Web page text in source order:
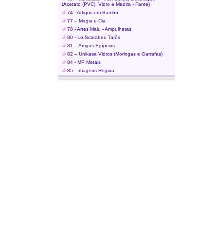
(Acetato (PVC), Vidro e Madira - Fante)
74 - Artigos em Bambu
77 – Magia e Cia
78 - Artes Malu - Ampulhetas
80 - Lo Scarabeo Tarôs
81 – Artigos Egípcios
82 – Unikasa Vidros (Moringas e Garrafas)
84 - MP Metais
85 - Imagens Regina